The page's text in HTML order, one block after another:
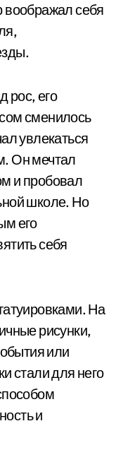
воображал себя
рос, его
сменилось
увлекаться
Он мечтал
и пробовал
школе. Но
его
себя
На
рисунки,
или
стали для него
и